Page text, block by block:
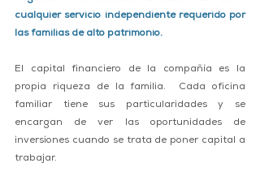
cualquier servicio independiente requerido por
las familias de alto patrimonio.
El capital financiero de la compañía es la
propia riqueza de la familia.  Cada oficina
familiar tiene sus particularidades y se
encargan de ver las oportunidades de
inversiones cuando se trata de poner capital a
trabajar.